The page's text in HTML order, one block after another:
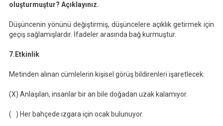
oluşturmuştur? Açıklayınız.
Düşüncenin yönünü değiştirmiş, düşüncelere açıklık getirmek için
geçiş sağlamışlardır. İfadeler arasında bağ kurmuştur.
7.Etkinlik
Metinden alınan cümlelerin kişisel görüş bildirenleri işaretlecek.
(X) Anlaşılan, insanlar bir an bile doğadan uzak kalamıyor.
( ) Her bahçede ızgara için ocak bulunuyor.